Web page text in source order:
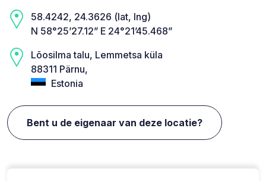
58.4242, 24.3626 (lat, lng)
N 58°25’27.12” E 24°21’45.468”
Lõosilma talu, Lemmetsa küla
88311 Pärnu,
Estonia
Bent u de eigenaar van deze locatie?